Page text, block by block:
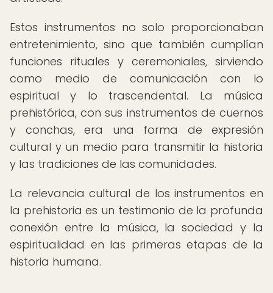
Estos instrumentos no solo proporcionaban
entretenimiento, sino que también cumplían
funciones rituales y ceremoniales, sirviendo
como medio de comunicación con lo
espiritual y lo trascendental. La música
prehistórica, con sus instrumentos de cuernos
y conchas, era una forma de expresión
cultural y un medio para transmitir la historia
y las tradiciones de las comunidades.
La relevancia cultural de los instrumentos en
la prehistoria es un testimonio de la profunda
conexión entre la música, la sociedad y la
espiritualidad en las primeras etapas de la
historia humana.